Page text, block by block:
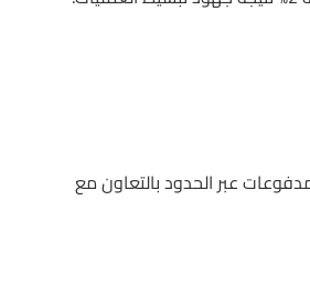
عبر الحدود بالتعاون مع